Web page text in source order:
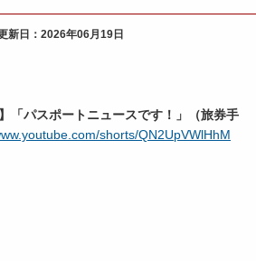
新日： 2026年06月19日
「パスポートニュースです！」（旅券手
shorts/QN2UpVWlHhM